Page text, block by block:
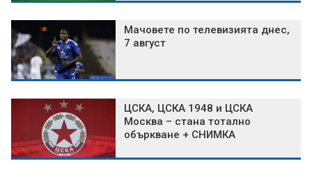
Мачовете по телевизията днес,
7 август
ЦСКА, ЦСКА 1948 и ЦСКА
Москва – стана тотално
объркване + СНИМКА